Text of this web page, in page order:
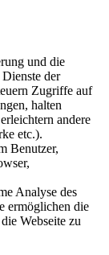
und die
der
Zugriffe auf
halten
andere
etc.).
Benutzer,
Analyse des
ermöglichen die
Webseite zu